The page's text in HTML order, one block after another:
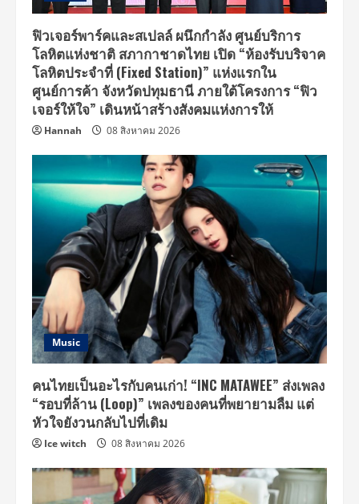
ฟิวเจอร์พาร์คและสเปลล์ ผนึกกำลัง ศูนย์บริการ
โลหิตแห่งชาติ สภากาชาดไทย เปิด “ห้องรับบริจาค
โลหิตประจำที่ (Fixed Station)” แห่งแรกใน
ศูนย์การค้า จังหวัดปทุมธานี ภายใต้โครงการ “ฟิว
เจอร์ให้ใจ” เดินหน้าสร้างสังคมแห่งการให้
Hannah 08 สิงหาคม 2026
Music
คนไทยเป็นอะไรกับคนเก่า! “INC MATAWEE” ส่งเพลง
“รอบที่ล้าน (Loop)” เพลงของคนที่พยายามลืม แต่
หัวใจยังวนกลับไปที่เดิม
Ice witch 08 สิงหาคม 2026